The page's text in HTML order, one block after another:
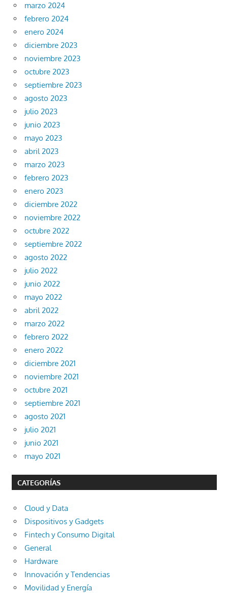
marzo 2024
febrero 2024
enero 2024
diciembre 2023
noviembre 2023
octubre 2023
septiembre 2023
agosto 2023
julio 2023
junio 2023
mayo 2023
abril 2023
marzo 2023
febrero 2023
enero 2023
diciembre 2022
noviembre 2022
octubre 2022
septiembre 2022
agosto 2022
julio 2022
junio 2022
mayo 2022
abril 2022
marzo 2022
febrero 2022
enero 2022
diciembre 2021
noviembre 2021
octubre 2021
septiembre 2021
agosto 2021
julio 2021
junio 2021
mayo 2021
CATEGORÍAS
Cloud y Data
Dispositivos y Gadgets
Fintech y Consumo Digital
General
Hardware
Innovación y Tendencias
Movilidad y Energía